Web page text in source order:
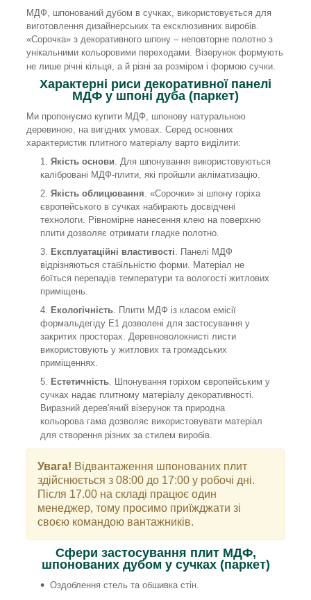
МДФ, шпонований дубом в сучках, використовується для
виготовлення дизайнерських та ексклюзивних виробів.
«Сорочка» з декоративного шпону – неповторне полотно з
унікальними кольоровими переходами. Візерунок формують
не лише річні кільця, а й різні за розміром і формою сучки.
Характерні риси декоративної панелі
МДФ у шпоні дуба (паркет)
Ми пропонуємо купити МДФ, шпонову натуральною
деревиною, на вигідних умовах. Серед основних
характеристик плитного матеріалу варто виділити:
Якість основи . Для шпонування використовуються
калібровані МДФ-плити, які пройшли акліматизацію.
Якість облицювання . «Сорочки» зі шпону горіха
європейського в сучках набирають досвідчені
технологи. Рівномірне нанесення клею на поверхню
плити дозволяє отримати гладке полотно.
Експлуатаційні властивості . Панелі МДФ
відрізняються стабільністю форми. Матеріал не
боїться перепадів температури та вологості житлових
приміщень.
Екологічність . Плити МДФ із класом емісії
формальдегіду Е1 дозволені для застосування у
закритих просторах. Деревноволокнисті листи
використовують у житлових та громадських
приміщеннях.
Естетичність . Шпонування горіхом європейським у
сучках надає плитному матеріалу декоративності.
Виразний дерев'яний візерунок та природна
кольорова гама дозволяє використовувати матеріал
для створення різних за стилем виробів.
Увага! Відвантаження шпонованих плит
здійснюється з 08:00 до 17:00 у робочі дні.
Після 17.00 на складі працює один
менеджер, тому просимо приїжджати зі
своєю командою вантажників.
Сфери застосування плит МДФ,
шпонованих дубом у сучках (паркет)
Оздоблення стель та обшивка стін.